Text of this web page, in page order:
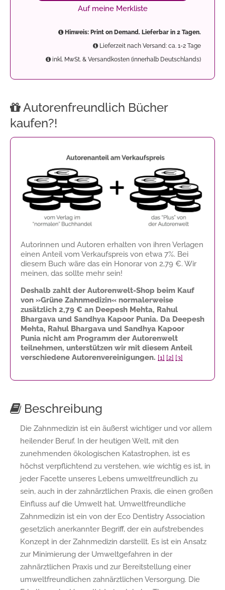
Auf meine Merkliste
Hinweis: Print on Demand. Lieferbar in 2 Tagen.
Lieferzeit nach Versand: ca. 1-2 Tage
inkl. MwSt. & Versandkosten (innerhalb Deutschlands)
Autorenfreundlich Bücher
kaufen?!
Autorinnen und Autoren erhalten von ihren Verlagen
einen Anteil vom Verkaufspreis von etwa 7%. Bei
diesem Buch wäre das ein Honorar von 2,79 €. Wir
meinen, das sollte mehr sein!
Deshalb zahlt der Autorenwelt-Shop beim Kauf
von »Grüne Zahnmedizin« normalerweise
zusätzlich 2,79 € an Deepesh Mehta, Rahul
Bhargava und Sandhya Kapoor Punia. Da Deepesh
Mehta, Rahul Bhargava und Sandhya Kapoor
Punia nicht am Programm der Autorenwelt
teilnehmen, unterstützen wir mit diesem Anteil
verschiedene Autorenvereinigungen. [1] [2] [3]
Beschreibung
Die Zahnmedizin ist ein äußerst wichtiger und vor allem
heilender Beruf. In der heutigen Welt, mit den
zunehmenden ökologischen Katastrophen, ist es
höchst verpflichtend zu verstehen, wie wichtig es ist, in
jeder Facette unseres Lebens umweltfreundlich zu
sein, auch in der zahnärztlichen Praxis, die einen großen
Einfluss auf die Umwelt hat. Umweltfreundliche
Zahnmedizin ist ein von der Eco Dentistry Association
gesetzlich anerkannter Begriff, der ein aufstrebendes
Konzept in der Zahnmedizin darstellt. Es ist ein Ansatz
zur Minimierung der Umweltgefahren in der
zahnärztlichen Praxis und zur Bereitstellung einer
umweltfreundlichen zahnärztlichen Versorgung. Die